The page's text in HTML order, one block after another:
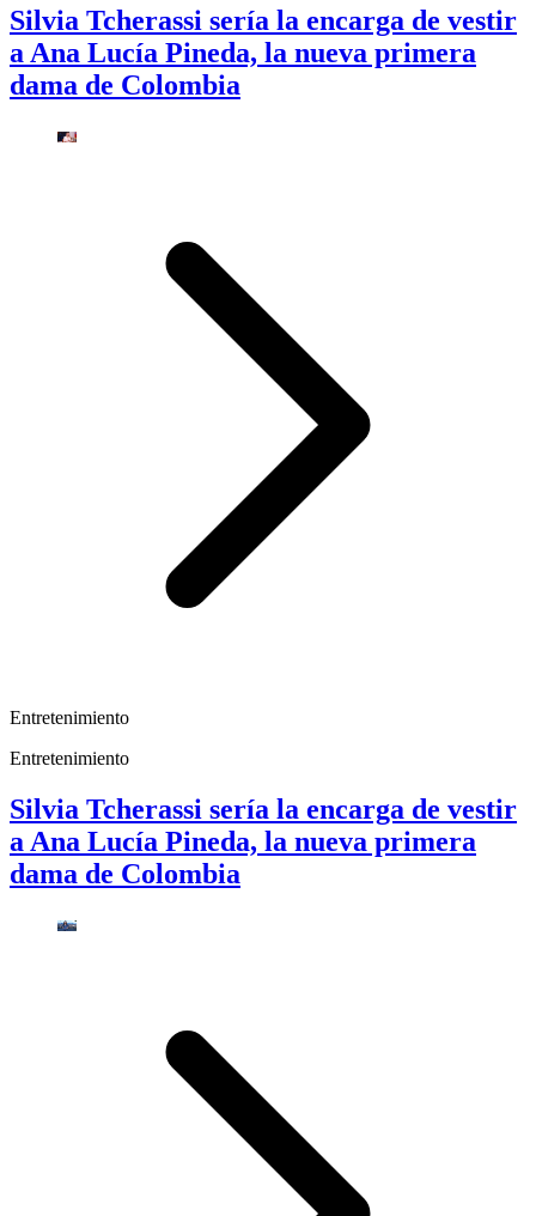
Silvia Tcherassi sería la encarga de vestir
a Ana Lucía Pineda, la nueva primera
dama de Colombia
Entretenimiento
Entretenimiento
Silvia Tcherassi sería la encarga de vestir
a Ana Lucía Pineda, la nueva primera
dama de Colombia